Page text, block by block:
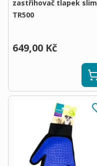
zastřihovač tlapek slim
TR500
649,00 Kč